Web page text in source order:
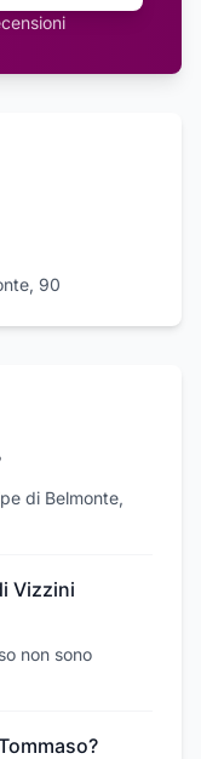
90
di Belmonte,
Vizzini
non sono